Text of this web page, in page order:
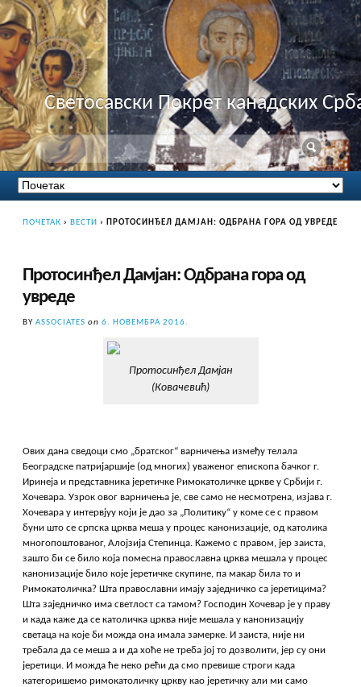
Светосавски Покрет канадских
ПОЧЕТАК › ВЕСТИ › ПРОТОСИНЂЕЛ ДАМЈАН: ОДБРАНА ГОРА ОД УВРЕДЕ
Протосинђел Дамјан: Одбрана гора од
увреде
BYASSOCIATES on 6. НОВЕМБРА 2016.
Протосинђел Дамјан
(Ковачевић)
Ових дана сведоци смо „братског“ варничења између телала
Београдске патријаршије (од многих) уваженог епископа бачког г.
Иринеја и представника јеретичке Римокатоличке цркве у Србији г.
Хочевара. Узрок овог варничења је, све само не несмотрена, изјава г.
Хочевара у интервјуу који је дао за „Политику“ у коме се с правом
буни што се српска црква меша у процес канонизације, од католика
многопоштованог, Алојзија Степинца. Кажемо с правом, јер заиста,
зашто би се било која помесна православна црква мешала у процес
канонизације било које јеретичке скупине, па макар била то и
Римокатоличка? Шта православни имају заједничко са јеретицима?
Шта заједничко има светлост са тамом? Господин Хочевар је у праву
и када каже да се католичка црква није мешала у канонизацију
светаца на које би можда она имала замерке. И заиста, није ни
требала да се меша а и да хоће не треба јој то дозволити, јер су они
јеретици. И можда ће неко рећи да смо превише строги када
категоришемо римокатоличку цркву као јеретичку али ми само